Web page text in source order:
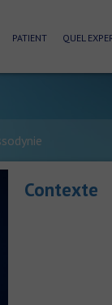
PATIENT QUEL
Contexte